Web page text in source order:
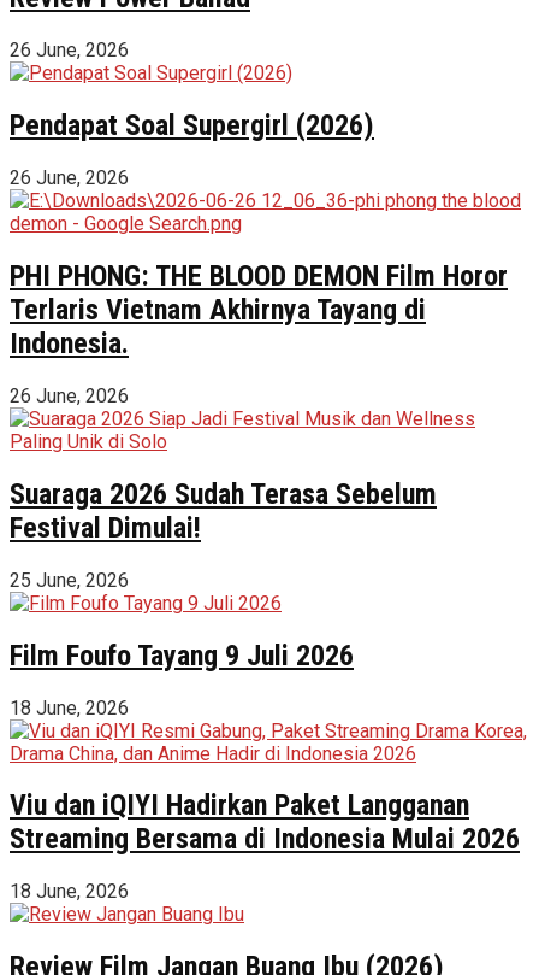
26 June, 2026
Pendapat Soal Supergirl (2026)
26 June, 2026
PHI PHONG: THE BLOOD DEMON Film Horor
Terlaris Vietnam Akhirnya Tayang di
Indonesia.
26 June, 2026
Suaraga 2026 Sudah Terasa Sebelum
Festival Dimulai!
25 June, 2026
Film Foufo Tayang 9 Juli 2026
18 June, 2026
Viu dan iQIYI Hadirkan Paket Langganan
Streaming Bersama di Indonesia Mulai 2026
18 June, 2026
Review Film Jangan Buang Ibu (2026)